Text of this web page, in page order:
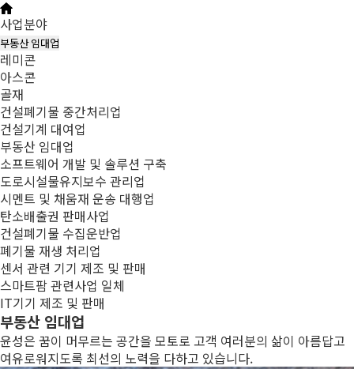
사업분야
부동산 임대업
레미콘
아스콘
골재
건설폐기물 중간처리업
건설기계 대여업
부동산 임대업
소프트웨어 개발 및 솔루션 구축
도로시설물유지보수 관리업
시멘트 및 채움재 운송 대행업
탄소배출권 판매사업
건설폐기물 수집운반업
폐기물 재생 처리업
센서 관련 기기 제조 및 판매
스마트팜 관련사업 일체
IT기기 제조 및 판매
부동산 임대업
윤성은 꿈이 머무르는 공간을 모토로 고객 여러분의 삶이 아름답고
여유로워지도록 최선의 노력을 다하고 있습니다.